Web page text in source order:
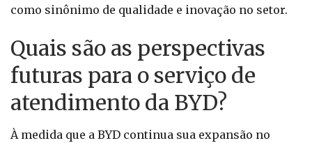
como sinônimo de qualidade e inovação no setor.
Quais são as perspectivas
futuras para o serviço de
atendimento da BYD?
À medida que a BYD continua sua expansão no